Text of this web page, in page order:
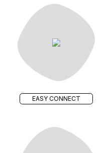
EASY CONNECT